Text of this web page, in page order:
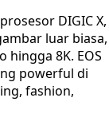
DIGIC X,
luar biasa,
hingga 8K. EOS
powerful di
fashion,